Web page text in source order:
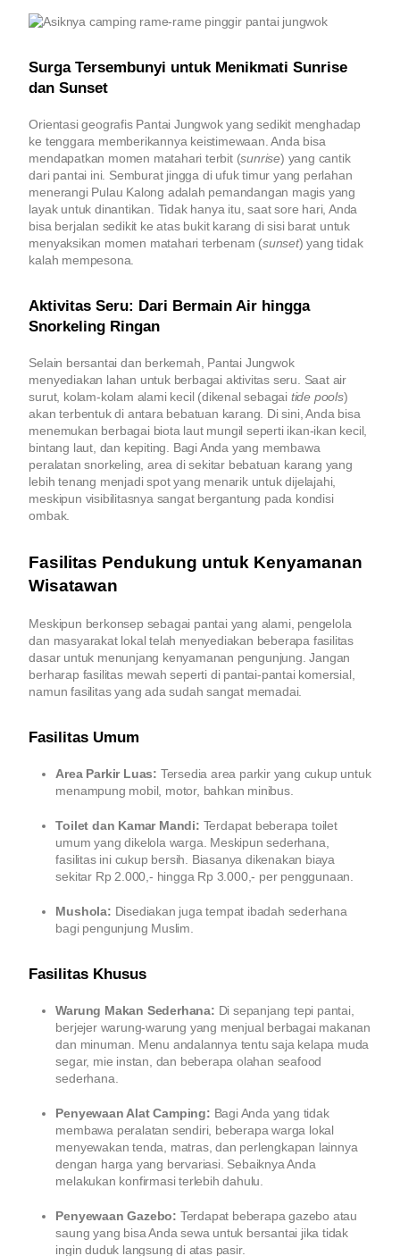
Surga Tersembunyi untuk Menikmati Sunrise
dan Sunset
Orientasi geografis Pantai Jungwok yang sedikit menghadap
ke tenggara memberikannya keistimewaan. Anda bisa
mendapatkan momen matahari terbit (sunrise) yang cantik
dari pantai ini. Semburat jingga di ufuk timur yang perlahan
menerangi Pulau Kalong adalah pemandangan magis yang
layak untuk dinantikan. Tidak hanya itu, saat sore hari, Anda
bisa berjalan sedikit ke atas bukit karang di sisi barat untuk
menyaksikan momen matahari terbenam (sunset) yang tidak
kalah mempesona.
Aktivitas Seru: Dari Bermain Air hingga
Snorkeling Ringan
Selain bersantai dan berkemah, Pantai Jungwok
menyediakan lahan untuk berbagai aktivitas seru. Saat air
surut, kolam-kolam alami kecil (dikenal sebagai tide pools)
akan terbentuk di antara bebatuan karang. Di sini, Anda bisa
menemukan berbagai biota laut mungil seperti ikan-ikan kecil,
bintang laut, dan kepiting. Bagi Anda yang membawa
peralatan snorkeling, area di sekitar bebatuan karang yang
lebih tenang menjadi spot yang menarik untuk dijelajahi,
meskipun visibilitasnya sangat bergantung pada kondisi
ombak.
Fasilitas Pendukung untuk Kenyamanan
Wisatawan
Meskipun berkonsep sebagai pantai yang alami, pengelola
dan masyarakat lokal telah menyediakan beberapa fasilitas
dasar untuk menunjang kenyamanan pengunjung. Jangan
berharap fasilitas mewah seperti di pantai-pantai komersial,
namun fasilitas yang ada sudah sangat memadai.
Fasilitas Umum
Area Parkir Luas: Tersedia area parkir yang cukup untuk
menampung mobil, motor, bahkan minibus.
Toilet dan Kamar Mandi: Terdapat beberapa toilet
umum yang dikelola warga. Meskipun sederhana,
fasilitas ini cukup bersih. Biasanya dikenakan biaya
sekitar Rp 2.000,- hingga Rp 3.000,- per penggunaan.
Mushola: Disediakan juga tempat ibadah sederhana
bagi pengunjung Muslim.
Fasilitas Khusus
Warung Makan Sederhana: Di sepanjang tepi pantai,
berjejer warung-warung yang menjual berbagai makanan
dan minuman. Menu andalannya tentu saja kelapa muda
segar, mie instan, dan beberapa olahan seafood
sederhana.
Penyewaan Alat Camping: Bagi Anda yang tidak
membawa peralatan sendiri, beberapa warga lokal
menyewakan tenda, matras, dan perlengkapan lainnya
dengan harga yang bervariasi. Sebaiknya Anda
melakukan konfirmasi terlebih dahulu.
Penyewaan Gazebo: Terdapat beberapa gazebo atau
saung yang bisa Anda sewa untuk bersantai jika tidak
ingin duduk langsung di atas pasir.